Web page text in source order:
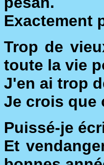
Exactement
Trop de
toute la vie
J'en ai trop
Je crois que
Puissé-je
Et